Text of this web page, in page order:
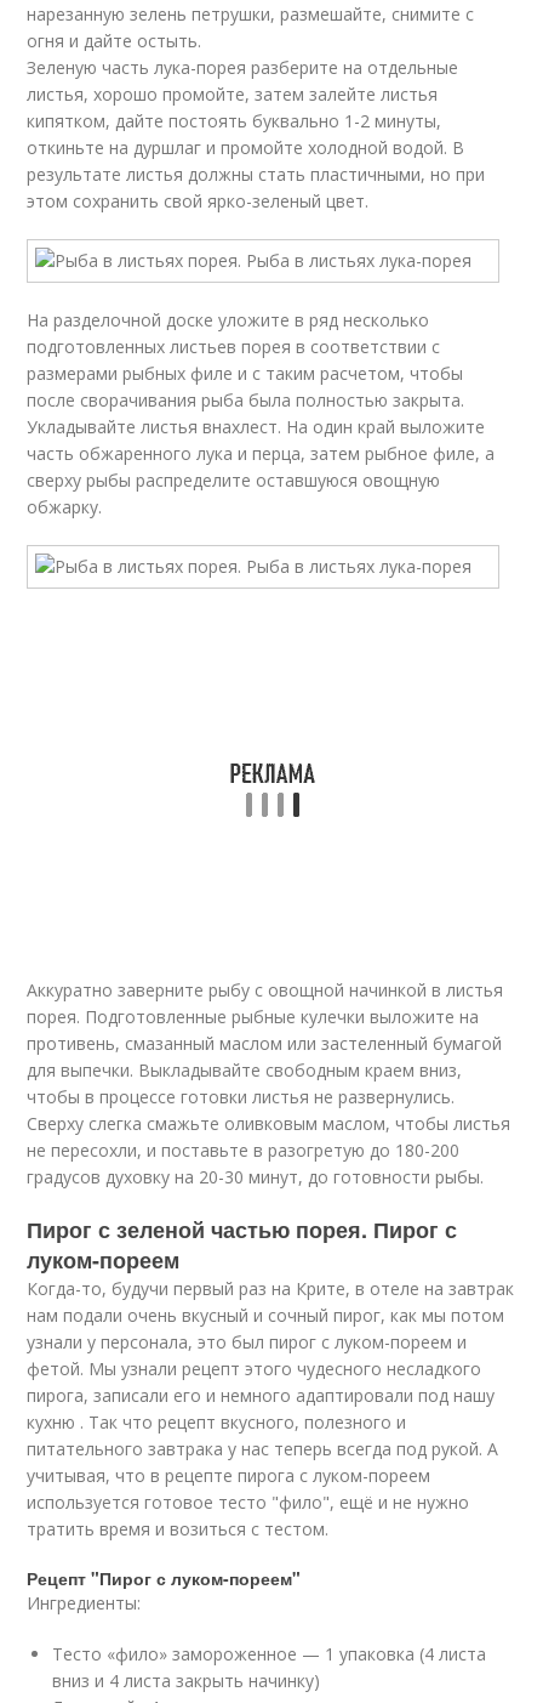
нарезанную зелень петрушки, размешайте, снимите с
огня и дайте остыть.
Зеленую часть лука-порея разберите на отдельные
листья, хорошо промойте, затем залейте листья
кипятком, дайте постоять буквально 1-2 минуты,
откиньте на дуршлаг и промойте холодной водой. В
результате листья должны стать пластичными, но при
этом сохранить свой ярко-зеленый цвет.
На разделочной доске уложите в ряд несколько
подготовленных листьев порея в соответствии с
размерами рыбных филе и с таким расчетом, чтобы
после сворачивания рыба была полностью закрыта.
Укладывайте листья внахлест. На один край выложите
часть обжаренного лука и перца, затем рыбное филе, а
сверху рыбы распределите оставшуюся овощную
обжарку.
Аккуратно заверните рыбу с овощной начинкой в листья
порея. Подготовленные рыбные кулечки выложите на
противень, смазанный маслом или застеленный бумагой
для выпечки. Выкладывайте свободным краем вниз,
чтобы в процессе готовки листья не развернулись.
Сверху слегка смажьте оливковым маслом, чтобы листья
не пересохли, и поставьте в разогретую до 180-200
градусов духовку на 20-30 минут, до готовности рыбы.
Пирог с зеленой частью порея. Пирог с
луком-пореем
Когда-то, будучи первый раз на Крите, в отеле на завтрак
нам подали очень вкусный и сочный пирог, как мы потом
узнали у персонала, это был пирог с луком-пореем и
фетой. Мы узнали рецепт этого чудесного несладкого
пирога, записали его и немного адаптировали под нашу
кухню . Так что рецепт вкусного, полезного и
питательного завтрака у нас теперь всегда под рукой. А
учитывая, что в рецепте пирога с луком-пореем
используется готовое тесто "фило", ещё и не нужно
тратить время и возиться с тестом.
Рецепт "Пирог с луком-пореем"
Ингредиенты:
Тесто «фило» замороженное — 1 упаковка (4 листа
вниз и 4 листа закрыть начинку)